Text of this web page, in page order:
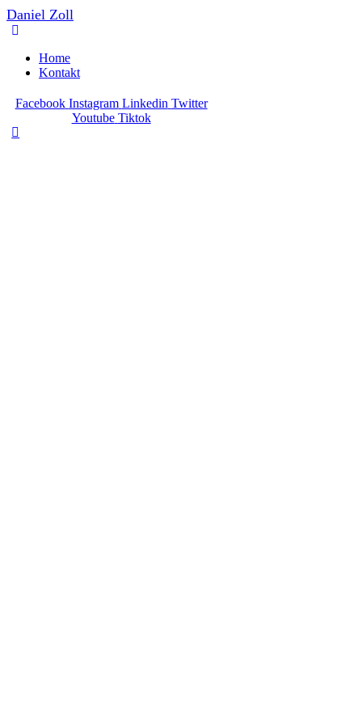
Daniel Zoll
Home
Kontakt
Facebook Instagram Linkedin Twitter
Youtube Tiktok